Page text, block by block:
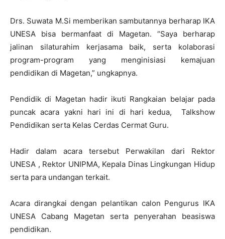
Drs. Suwata M.Si memberikan sambutannya berharap IKA
UNESA bisa bermanfaat di Magetan. “Saya berharap
jalinan silaturahim kerjasama baik, serta kolaborasi
program-program yang menginisiasi kemajuan
pendidikan di Magetan,” ungkapnya.
Pendidik di Magetan hadir ikuti Rangkaian belajar pada
puncak acara yakni hari ini di hari kedua, Talkshow
Pendidikan serta Kelas Cerdas Cermat Guru.
Hadir dalam acara tersebut Perwakilan dari Rektor
UNESA , Rektor UNIPMA, Kepala Dinas Lingkungan Hidup
serta para undangan terkait.
Acara dirangkai dengan pelantikan calon Pengurus IKA
UNESA Cabang Magetan serta penyerahan beasiswa
pendidikan.